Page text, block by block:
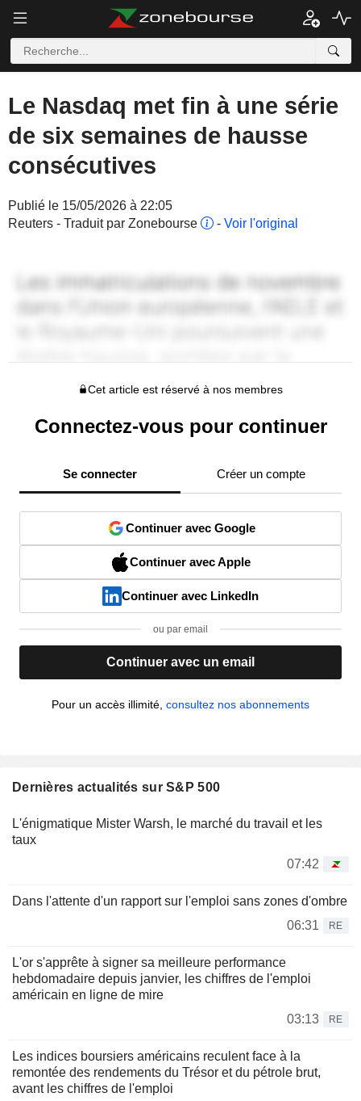
Le Nasdaq met fin à une série
de six semaines de hausse
consécutives
Publié le 15/05/2026 à 22:05
Reuters - Traduit par Zonebourse
- Voir l'original
Cet article est réservé à nos membres
Connectez-vous pour continuer
Se connecter Créer un compte
Continuer avec Google
Continuer avec Apple
Continuer avec LinkedIn
ou par email
Continuer avec un email
Pour un accès illimité, consultez nos abonnements
Dernières actualités sur S&P 500
L'énigmatique Mister Warsh, le marché du travail et les
taux
07:42
Dans l'attente d'un rapport sur l'emploi sans zones d'ombre
06:31
RE
L'or s'apprête à signer sa meilleure performance
hebdomadaire depuis janvier, les chiffres de l'emploi
américain en ligne de mire
03:13
RE
Les indices boursiers américains reculent face à la
remontée des rendements du Trésor et du pétrole brut,
avant les chiffres de l'emploi